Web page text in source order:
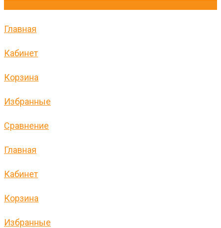
Главная
Кабинет
Корзина
Избранные
Сравнение
Главная
Кабинет
Корзина
Избранные